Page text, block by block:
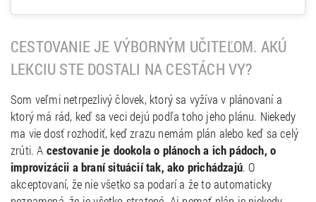
CESTOVANIE JE VÝBORNÝM UČITEĽOM. AKÚ
LEKCIU STE DOSTALI NA CESTÁCH VY?
Som veľmi netrpezlivý človek, ktorý sa vyžíva v plánovaní a
ktorý má rád, keď sa veci dejú podľa toho jeho plánu. Niekedy
ma vie dosť rozhodiť, keď zrazu nemám plán alebo keď sa celý
zrúti. A cestovanie je dookola o plánoch a ich pádoch, o
improvizácii a braní situácií tak, ako prichádzajú. O
akceptovaní, že nie všetko sa podarí a že to automaticky